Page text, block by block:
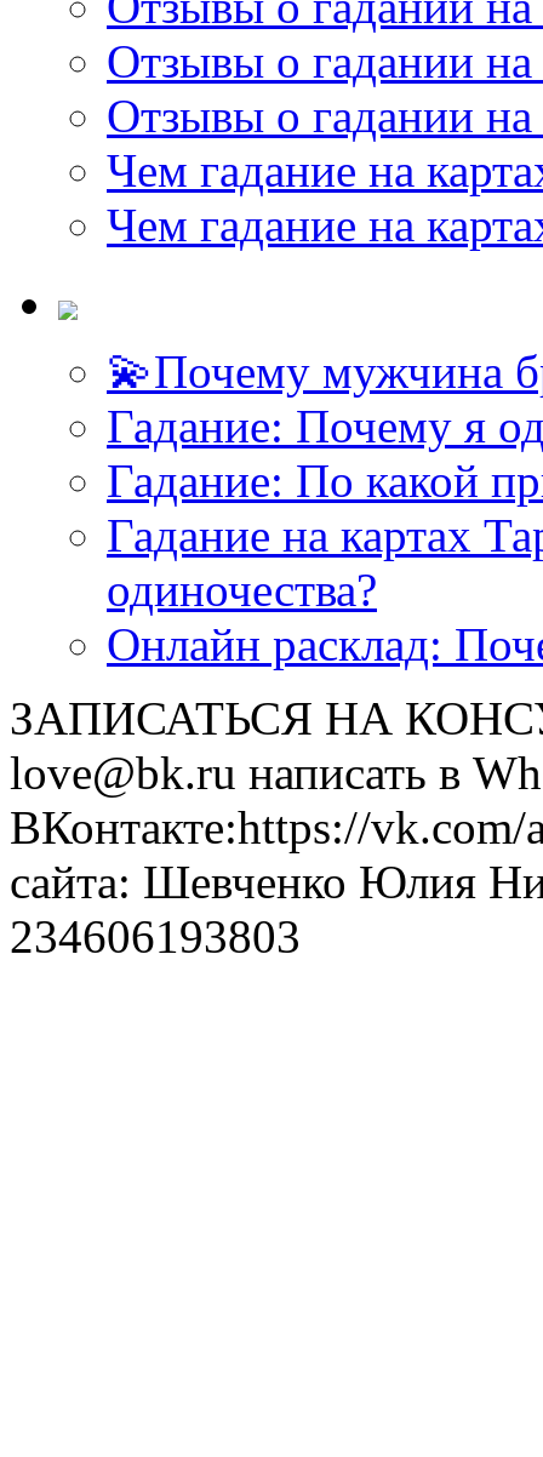
Отзывы о гадании на
Отзывы о гадании на
Чем гадание на
Чем гадание на
💫Почему мужчина
Гадание: Почему я
Гадание: По какой
Гадание на картах
одиночества?
Онлайн расклад:
ЗАПИСАТЬСЯ НА
love@bk.ru написать в
ВКонтакте:https://
сайта: Шевченко Юлия
234606193803